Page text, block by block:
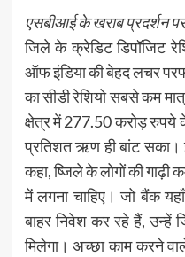
एसबीआई के खराब प्रदर्शन
जिले के क्रेडिट डिपॉजिट
ऑफ इंडिया की बेहद लचर
का सीडी रेशियो सबसे कम
क्षेत्र में 277.50 करोड़ रुपये
प्रतिशत ऋण ही बांट सका।
कहा, ष्जिले के लोगों की गाढ़ी
में लगना चाहिए। जो बैंक
बाहर निवेश कर रहे हैं, उन्हें
मिलेगा। अच्छा काम करने